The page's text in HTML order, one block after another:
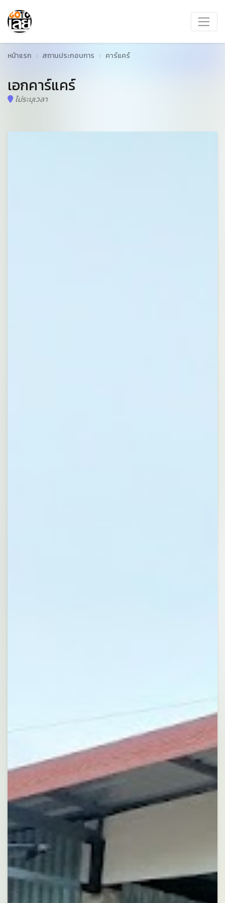
หน้าแรก สถานประกอบการ คาร์แคร์
เอกคาร์แคร์
ไม่ระบุเวลา